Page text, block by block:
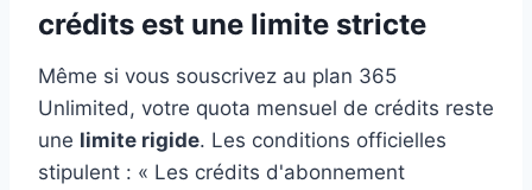
crédits est une limite stricte
Même si vous souscrivez au plan 365
Unlimited, votre quota mensuel de crédits reste
une limite rigide. Les conditions officielles
stipulent : « Les crédits d'abonnement